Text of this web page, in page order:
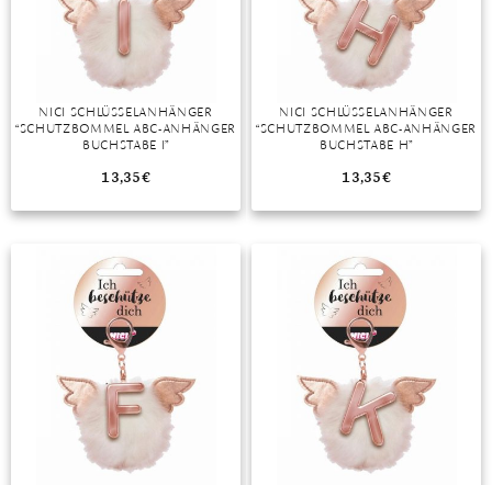
NICI SCHLÜSSELANHÄNGER
“SCHUTZBOMMEL ABC-ANHÄNGER
BUCHSTABE I”
13,35€
NICI SCHLÜSSELANHÄNGER
“SCHUTZBOMMEL ABC-ANHÄNGER
BUCHSTABE H”
13,35€